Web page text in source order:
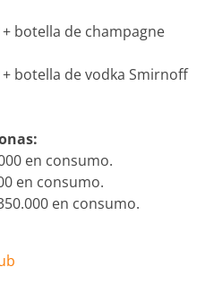
botella de champagne
botella de vodka Smirnoff
en consumo.
en consumo.
en consumo.